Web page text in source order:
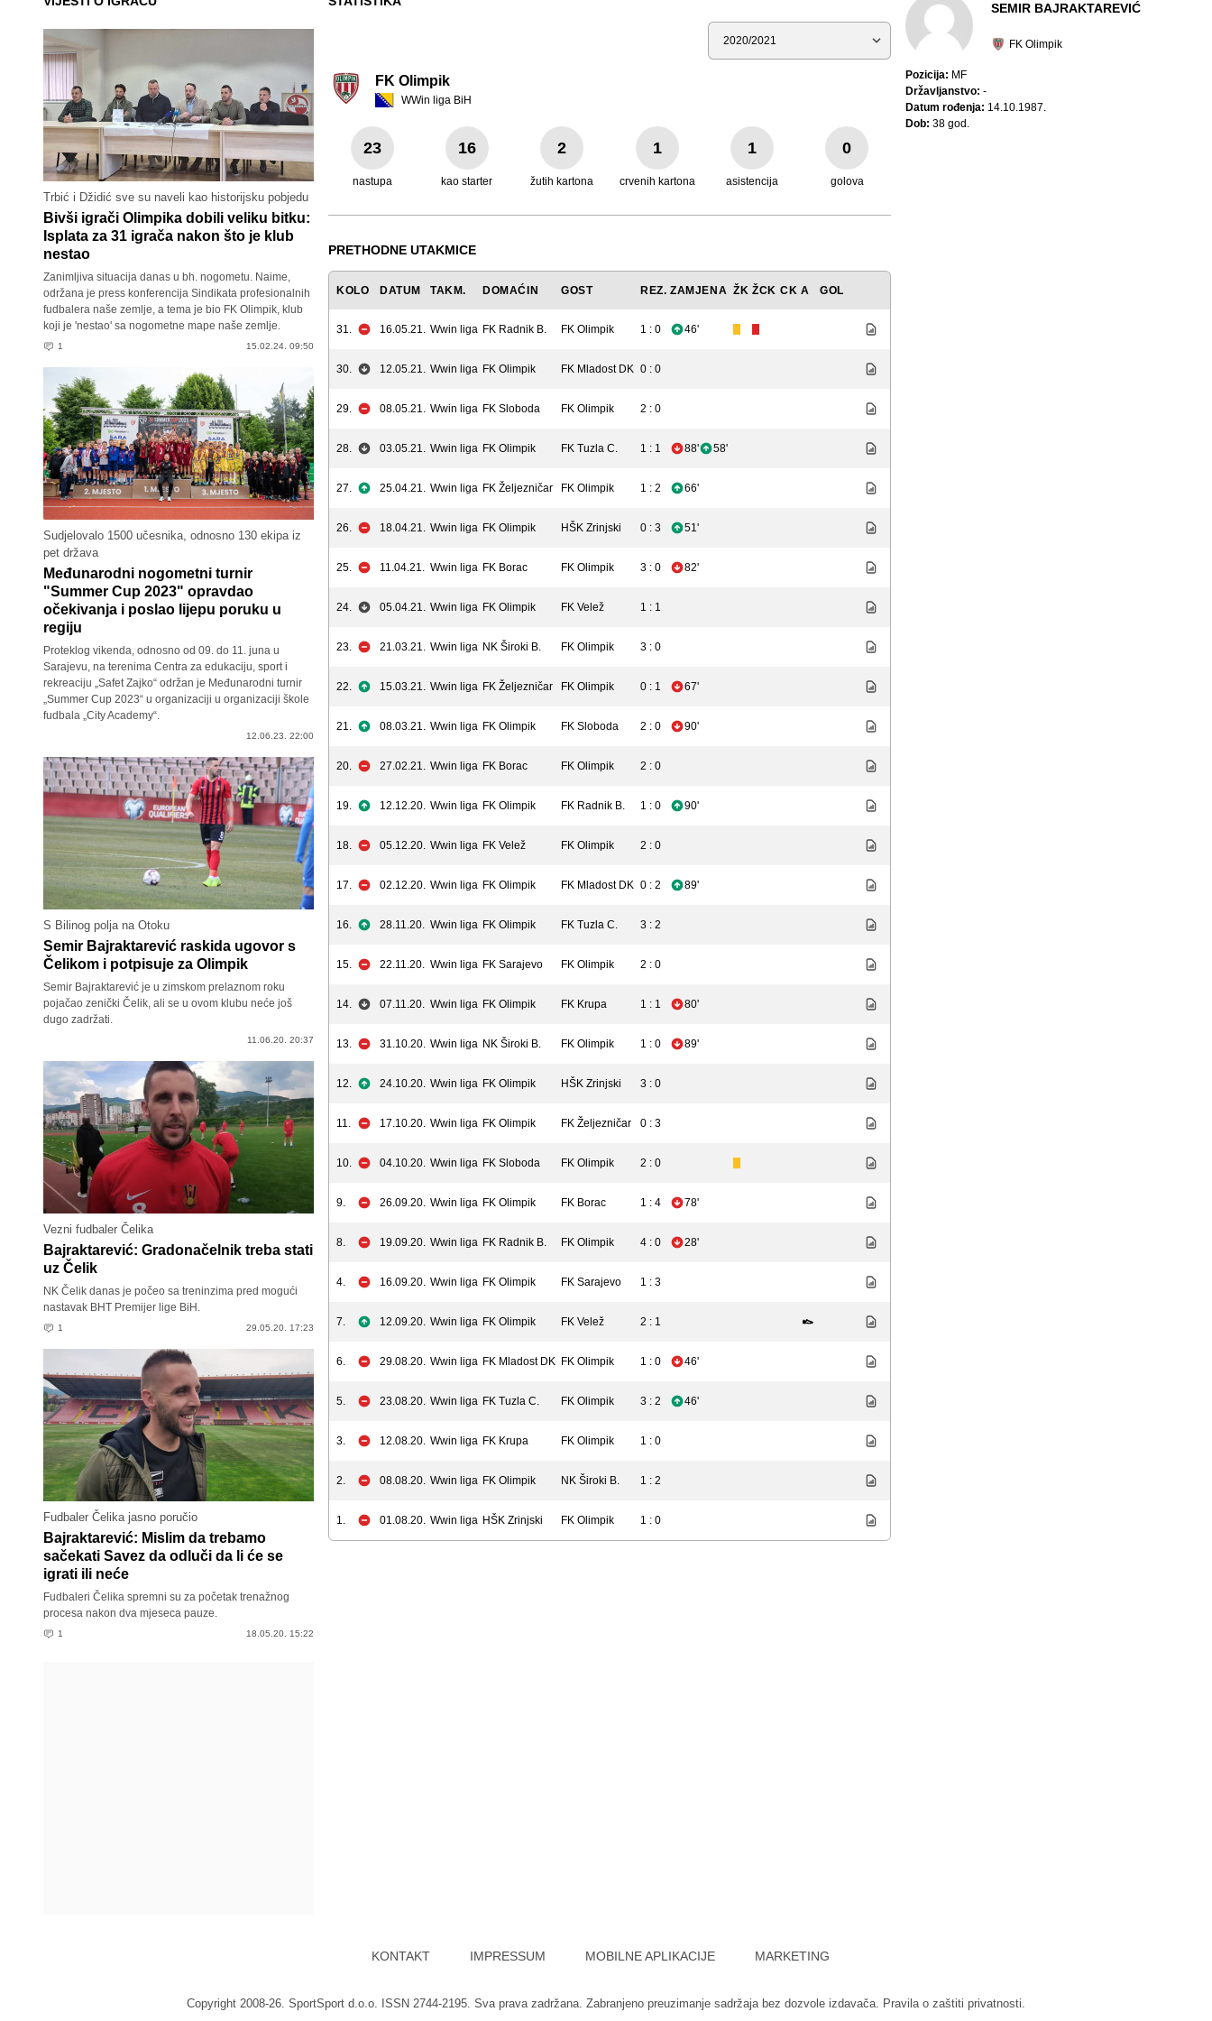
Trbić i Džidić sve su naveli kao historijsku pobjedu
Bivši igrači Olimpika dobili veliku bitku:
Isplata za 31 igrača nakon što je klub
nestao
Zanimljiva situacija danas u bh. nogometu. Naime,
održana je press konferencija Sindikata profesionalnih
fudbalera naše zemlje, a tema je bio FK Olimpik, klub
koji je 'nestao' sa nogometne mape naše zemlje.
1 15.02.24. 09:50
Sudjelovalo 1500 učesnika, odnosno 130 ekipa iz
pet država
Međunarodni nogometni turnir
"Summer Cup 2023" opravdao
očekivanja i poslao lijepu poruku u
regiju
Proteklog vikenda, odnosno od 09. do 11. juna u
Sarajevu, na terenima Centra za edukaciju, sport i
rekreaciju „Safet Zajko“ održan je Međunarodni turnir
„Summer Cup 2023“ u organizaciji u organizaciji škole
fudbala „City Academy“.
12.06.23. 22:00
S Bilinog polja na Otoku
Semir Bajraktarević raskida ugovor s
Čelikom i potpisuje za Olimpik
Semir Bajraktarević je u zimskom prelaznom roku
pojačao zenički Čelik, ali se u ovom klubu neće još
dugo zadržati.
11.06.20. 20:37
Vezni fudbaler Čelika
Bajraktarević: Gradonačelnik treba stati
uz Čelik
NK Čelik danas je počeo sa treninzima pred mogući
nastavak BHT Premijer lige BiH.
1 29.05.20. 17:23
Fudbaler Čelika jasno poručio
Bajraktarević: Mislim da trebamo
sačekati Savez da odluči da li će se
igrati ili neće
Fudbaleri Čelika spremni su za početak trenažnog
procesa nakon dva mjeseca pauze.
1 18.05.20. 15:22
Sezona
FK Olimpik
WWin liga BiH
23
nastupa
16
kao starter
2
žutih kartona
1
crvenih kartona
1
asistencija
0
golova
PRETHODNE UTAKMICE
KOLO DATUM TAKM. DOMAĆIN GOST REZ. ZAMJENA ŽK ŽCK CK A GOL
31. 16.05.21. Wwin liga FK Radnik B. FK Olimpik 1 : 0 46'
30. 12.05.21. Wwin liga FK Olimpik FK Mladost DK 0 : 0
29. 08.05.21. Wwin liga FK Sloboda FK Olimpik 2 : 0
28. 03.05.21. Wwin liga FK Olimpik FK Tuzla C. 1 : 1 88' 58'
27. 25.04.21. Wwin liga FK Željezničar FK Olimpik 1 : 2 66'
26. 18.04.21. Wwin liga FK Olimpik HŠK Zrinjski 0 : 3 51'
25. 11.04.21. Wwin liga FK Borac FK Olimpik 3 : 0 82'
24. 05.04.21. Wwin liga FK Olimpik FK Velež 1 : 1
23. 21.03.21. Wwin liga NK Široki B. FK Olimpik 3 : 0
22. 15.03.21. Wwin liga FK Željezničar FK Olimpik 0 : 1 67'
21. 08.03.21. Wwin liga FK Olimpik FK Sloboda 2 : 0 90'
20. 27.02.21. Wwin liga FK Borac FK Olimpik 2 : 0
19. 12.12.20. Wwin liga FK Olimpik FK Radnik B. 1 : 0 90'
18. 05.12.20. Wwin liga FK Velež FK Olimpik 2 : 0
17. 02.12.20. Wwin liga FK Olimpik FK Mladost DK 0 : 2 89'
16. 28.11.20. Wwin liga FK Olimpik FK Tuzla C. 3 : 2
15. 22.11.20. Wwin liga FK Sarajevo FK Olimpik 2 : 0
14. 07.11.20. Wwin liga FK Olimpik FK Krupa 1 : 1 80'
13. 31.10.20. Wwin liga NK Široki B. FK Olimpik 1 : 0 89'
12. 24.10.20. Wwin liga FK Olimpik HŠK Zrinjski 3 : 0
11. 17.10.20. Wwin liga FK Olimpik FK Željezničar 0 : 3
10. 04.10.20. Wwin liga FK Sloboda FK Olimpik 2 : 0
9. 26.09.20. Wwin liga FK Olimpik FK Borac 1 : 4 78'
8. 19.09.20. Wwin liga FK Radnik B. FK Olimpik 4 : 0 28'
4. 16.09.20. Wwin liga FK Olimpik FK Sarajevo 1 : 3
7. 12.09.20. Wwin liga FK Olimpik FK Velež 2 : 1
6. 29.08.20. Wwin liga FK Mladost DK FK Olimpik 1 : 0 46'
5. 23.08.20. Wwin liga FK Tuzla C. FK Olimpik 3 : 2 46'
3. 12.08.20. Wwin liga FK Krupa FK Olimpik 1 : 0
2. 08.08.20. Wwin liga FK Olimpik NK Široki B. 1 : 2
1. 01.08.20. Wwin liga HŠK Zrinjski FK Olimpik 1 : 0
SEMIR BAJRAKTAREVIĆ
FK Olimpik
Pozicija: MF
Državljanstvo: -
Datum rođenja: 14.10.1987.
Dob: 38 god.
KONTAKT IMPRESSUM MOBILNE APLIKACIJE MARKETING
Copyright 2008-26. SportSport d.o.o. ISSN 2744-2195. Sva prava zadržana. Zabranjeno preuzimanje sadržaja bez dozvole izdavača. Pravila o zaštiti privatnosti.